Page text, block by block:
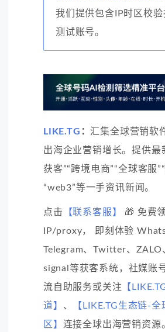
我们提供包含IP时区校
测试账号。
LIKE.TG ： 汇集全球营销软
出海企业营销增长。提供最
获客”“跨境电商”“全球客服
“web3”等一手资讯新闻。
点击 【联系客服】
🎁 免费
IP/proxy， 即刻体验
Telegram、Twitter、ZALO
signal等获客系统，社媒账
流自助服务或关注 【
道】 、
【LIKE.TG生态链-
区】 连接全球出海营销资源